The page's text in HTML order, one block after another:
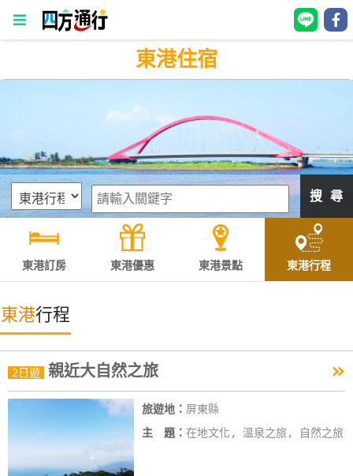
四
房
灣
訂
房
直接跟飯店訂房HOT
特
色
東港住宿
搜 尋
東港訂房 東港優惠 東港景點 東港行程
東港行程
2日遊 親近大自然之旅 »
旅遊地： 屏東縣
主 題： 在地文化, 溫泉之旅, 自然之旅